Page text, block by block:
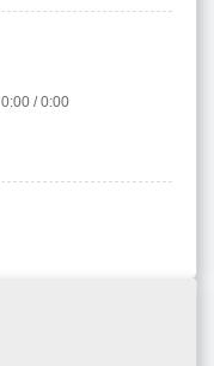
0:00 / 0:00